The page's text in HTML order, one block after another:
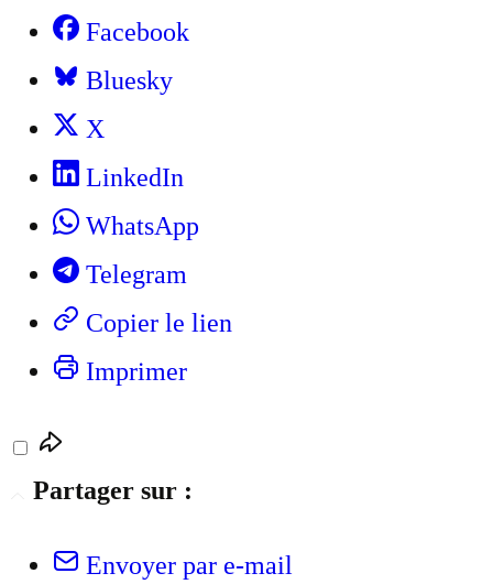
Facebook
Bluesky
X
LinkedIn
WhatsApp
Telegram
Copier le lien
Imprimer
Partager sur :
Envoyer par e-mail